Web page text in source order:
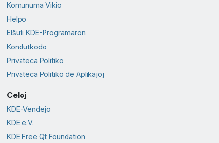
Komunuma Vikio
Helpo
Elŝuti KDE-Programaron
Kondutkodo
Privateca Politiko
Privateca Politiko de Aplikaĵoj
Celoj
KDE-Vendejo
KDE e.V.
KDE Free Qt Foundation